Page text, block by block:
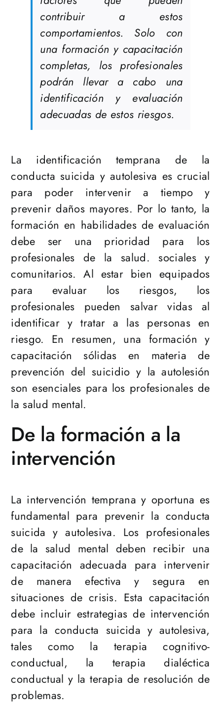
contribuir a estos
comportamientos. Solo con
una formación y capacitación
completas, los profesionales
podrán llevar a cabo una
identificación y evaluación
adecuadas de estos riesgos.
La identificación temprana de la
conducta suicida y autolesiva es crucial
para poder intervenir a tiempo y
prevenir daños mayores. Por lo tanto, la
formación en habilidades de evaluación
debe ser una prioridad para los
profesionales de la salud. sociales y
comunitarios. Al estar bien equipados
para evaluar los riesgos, los
profesionales pueden salvar vidas al
identificar y tratar a las personas en
riesgo. En resumen, una formación y
capacitación sólidas en materia de
prevención del suicidio y la autolesión
son esenciales para los profesionales de
la salud mental.
De la formación a la
intervención
La intervención temprana y oportuna es
fundamental para prevenir la conducta
suicida y autolesiva. Los profesionales
de la salud mental deben recibir una
capacitación adecuada para intervenir
de manera efectiva y segura en
situaciones de crisis. Esta capacitación
debe incluir estrategias de intervención
para la conducta suicida y autolesiva,
tales como la terapia cognitivo-
conductual, la terapia dialéctica
conductual y la terapia de resolución de
problemas.